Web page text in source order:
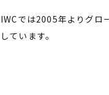
IWCでは2005年よりグロ
しています。